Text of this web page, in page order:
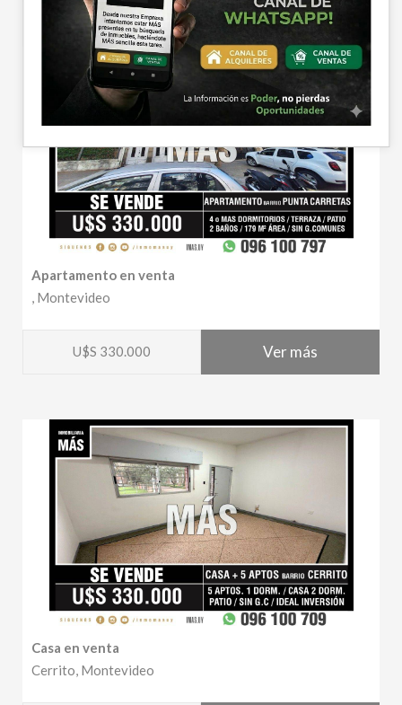
Apartamento en venta
, Montevideo
U$S 330.000 Ver más
Casa en venta
Cerrito, Montevideo